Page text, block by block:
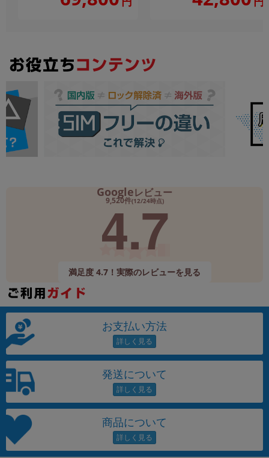
Googleレビュー
9,520件(12/24時点)
4.7
満足度 4.7！実際のレビューを見る
お支払い方法
発送について
商品について